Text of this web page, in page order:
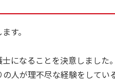
す。
になることを決意しました。
人が理不尽な経験をしてい